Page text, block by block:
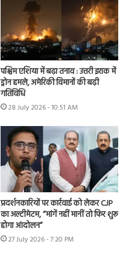
पश्चिम एशिया में बढ़ा तनाव : उत्तरी इराक में
ड्रोन हमले, अमेरिकी विमानों की बढ़ी
गतिविधि
28 July 2026 - 10:51 AM
प्रदर्शनकारियों पर कार्रवाई को लेकर CJP
का अल्टीमेटम, “मांगें नहीं मानीं तो फिर शुरू
होगा आंदोलन”
27 July 2026 - 7:20 PM